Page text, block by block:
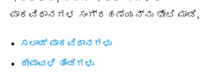
ಪಾಕವಿಧಾನಗಳ ಸಂಗ್ರಹಣೆಯನ್ನು ಭೇಟಿ ಮಾಡಿ,
ಸಲಾಡ್ ಪಾಕವಿಧಾನಗಳು
ದೀಪಾವಳಿ ತಿಂಡಿಗಳು